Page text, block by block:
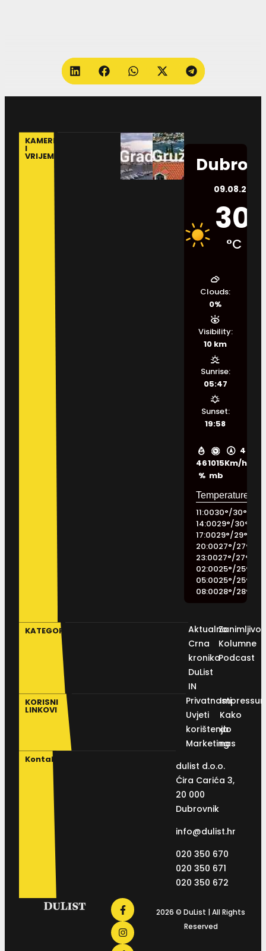
KAMERE
I
VRIJEME
09.08.2026.
30
°C
46
%
1015
mb
4
Km/h
Clouds:
0%
Visibility:
10 km
Sunrise:
05:47
Sunset:
19:58
11:0030°/30°
14:0029°/30°
17:0029°/29°
20:0027°/27°
23:0027°/27°
02:0025°/25°
05:0025°/25°
08:0028°/28°
KATEGORIJE
Aktualno
Crna
kronika
DuList
IN
Kolumne
Podcast
KORISNI
LINKOVI
Privatnosti
Uvjeti
korištenja
Marketing
Kako
do
nas
Kontakt
dulist d.o.o.
Ćira Carića 3,
20 000
Dubrovnik
info@dulist.hr
020 350 670
020 350 671
020 350 672
2026 © DuList | All Rights
Reserved